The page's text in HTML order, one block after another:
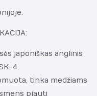
japoniškas anglinis
4
tinka medžiams
pjauti